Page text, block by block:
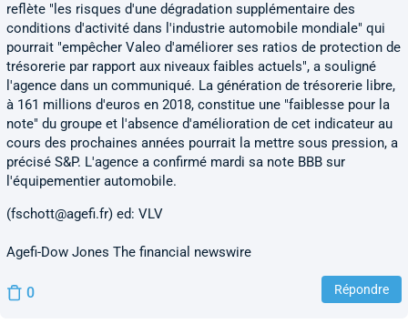
reflète "les risques d'une dégradation supplémentaire des
conditions d'activité dans l'industrie automobile mondiale" qui
pourrait "empêcher Valeo d'améliorer ses ratios de protection de
trésorerie par rapport aux niveaux faibles actuels", a souligné
l'agence dans un communiqué. La génération de trésorerie libre,
à 161 millions d'euros en 2018, constitue une "faiblesse pour la
note" du groupe et l'absence d'amélioration de cet indicateur au
cours des prochaines années pourrait la mettre sous pression, a
précisé S&P. L'agence a confirmé mardi sa note BBB sur
l'équipementier automobile.
(fschott@agefi.fr) ed: VLV
Agefi-Dow Jones The financial newswire
0 Répondre